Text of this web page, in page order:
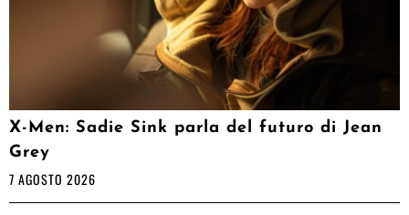
X-Men: Sadie Sink parla del futuro di Jean
Grey
7 AGOSTO 2026